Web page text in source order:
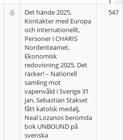
Det hände 2025,
Kontakter med Europa
och internationellt,
Personer i CHARIS
Nordenteamet,
Ekonomisk
redovisning 2025, Det
räcker! – Nationell
samling mot
vapenvåld i Sverige 31
jan, Sebastian Stakset
fått katolsk medalj,
Neal Lozanos berömda
bok UNBOUND på
svenska
547